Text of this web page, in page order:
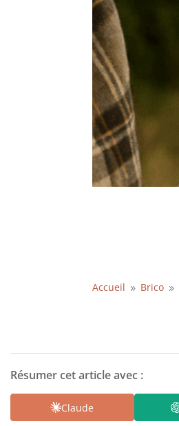
Accueil 9 Brico 9
Résumer cet article avec :
Claude